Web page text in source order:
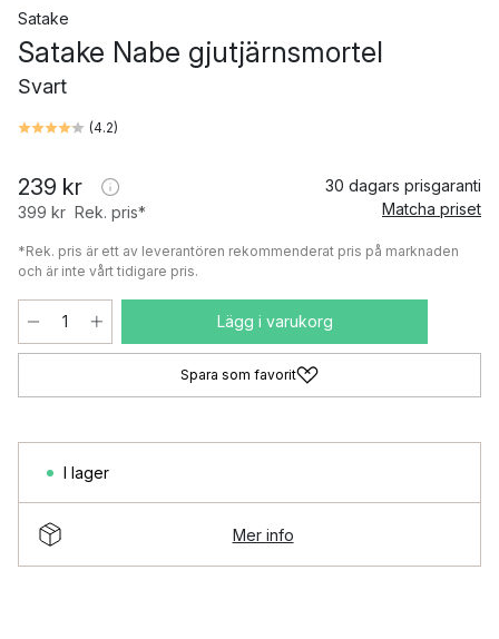
Satake
Satake Nabe gjutjärnsmortel
Svart
(4.2)
239 kr
399 kr Rek. pris*
30 dagars prisgaranti
Matcha priset
*Rek. pris är ett av leverantören rekommenderat pris på marknaden
och är inte vårt tidigare pris.
Lägg i varukorg
Spara som favorit
I lager
Mer info